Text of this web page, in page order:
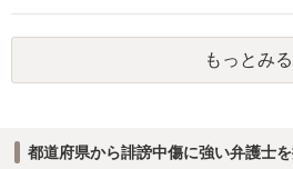
と存じます。発信者情報開示請求が進む
者のところに、意見照会がなされます。
は、アカウントの登録メールに意見照会
場合賠償金はいくらでしょうか。 →ケー
もっとみる
都道府県から誹謗中傷に強い弁護士